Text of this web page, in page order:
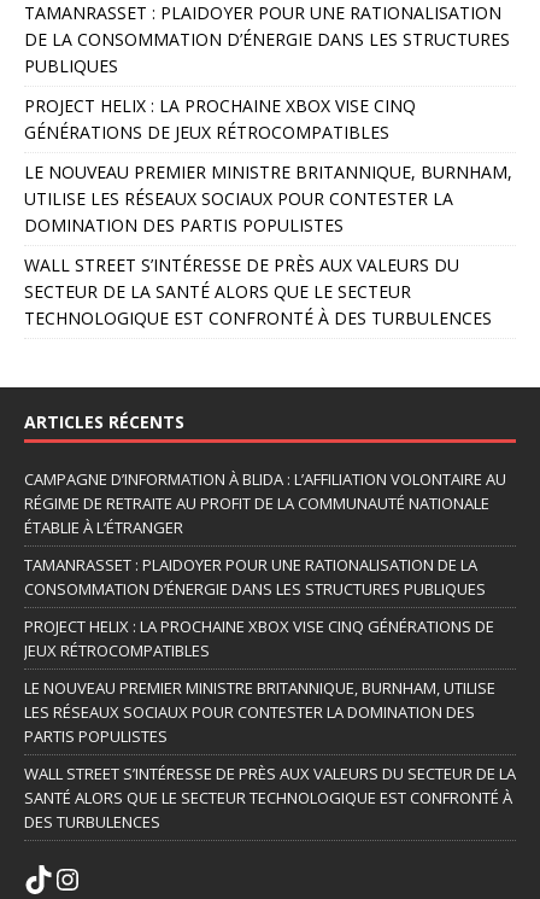
n
a
t
i
v
e
:
TAMANRASSET : PLAIDOYER POUR UNE RATIONALISATION
DE LA CONSOMMATION D’ÉNERGIE DANS LES STRUCTURES
PUBLIQUES
PROJECT HELIX : LA PROCHAINE XBOX VISE CINQ
GÉNÉRATIONS DE JEUX RÉTROCOMPATIBLES
LE NOUVEAU PREMIER MINISTRE BRITANNIQUE, BURNHAM,
UTILISE LES RÉSEAUX SOCIAUX POUR CONTESTER LA
DOMINATION DES PARTIS POPULISTES
WALL STREET S’INTÉRESSE DE PRÈS AUX VALEURS DU
SECTEUR DE LA SANTÉ ALORS QUE LE SECTEUR
TECHNOLOGIQUE EST CONFRONTÉ À DES TURBULENCES
ARTICLES RÉCENTS
CAMPAGNE D’INFORMATION À BLIDA : L’AFFILIATION VOLONTAIRE AU
RÉGIME DE RETRAITE AU PROFIT DE LA COMMUNAUTÉ NATIONALE
ÉTABLIE À L’ÉTRANGER
TAMANRASSET : PLAIDOYER POUR UNE RATIONALISATION DE LA
CONSOMMATION D’ÉNERGIE DANS LES STRUCTURES PUBLIQUES
PROJECT HELIX : LA PROCHAINE XBOX VISE CINQ GÉNÉRATIONS DE
JEUX RÉTROCOMPATIBLES
LE NOUVEAU PREMIER MINISTRE BRITANNIQUE, BURNHAM, UTILISE
LES RÉSEAUX SOCIAUX POUR CONTESTER LA DOMINATION DES
PARTIS POPULISTES
WALL STREET S’INTÉRESSE DE PRÈS AUX VALEURS DU SECTEUR DE LA
SANTÉ ALORS QUE LE SECTEUR TECHNOLOGIQUE EST CONFRONTÉ À
DES TURBULENCES